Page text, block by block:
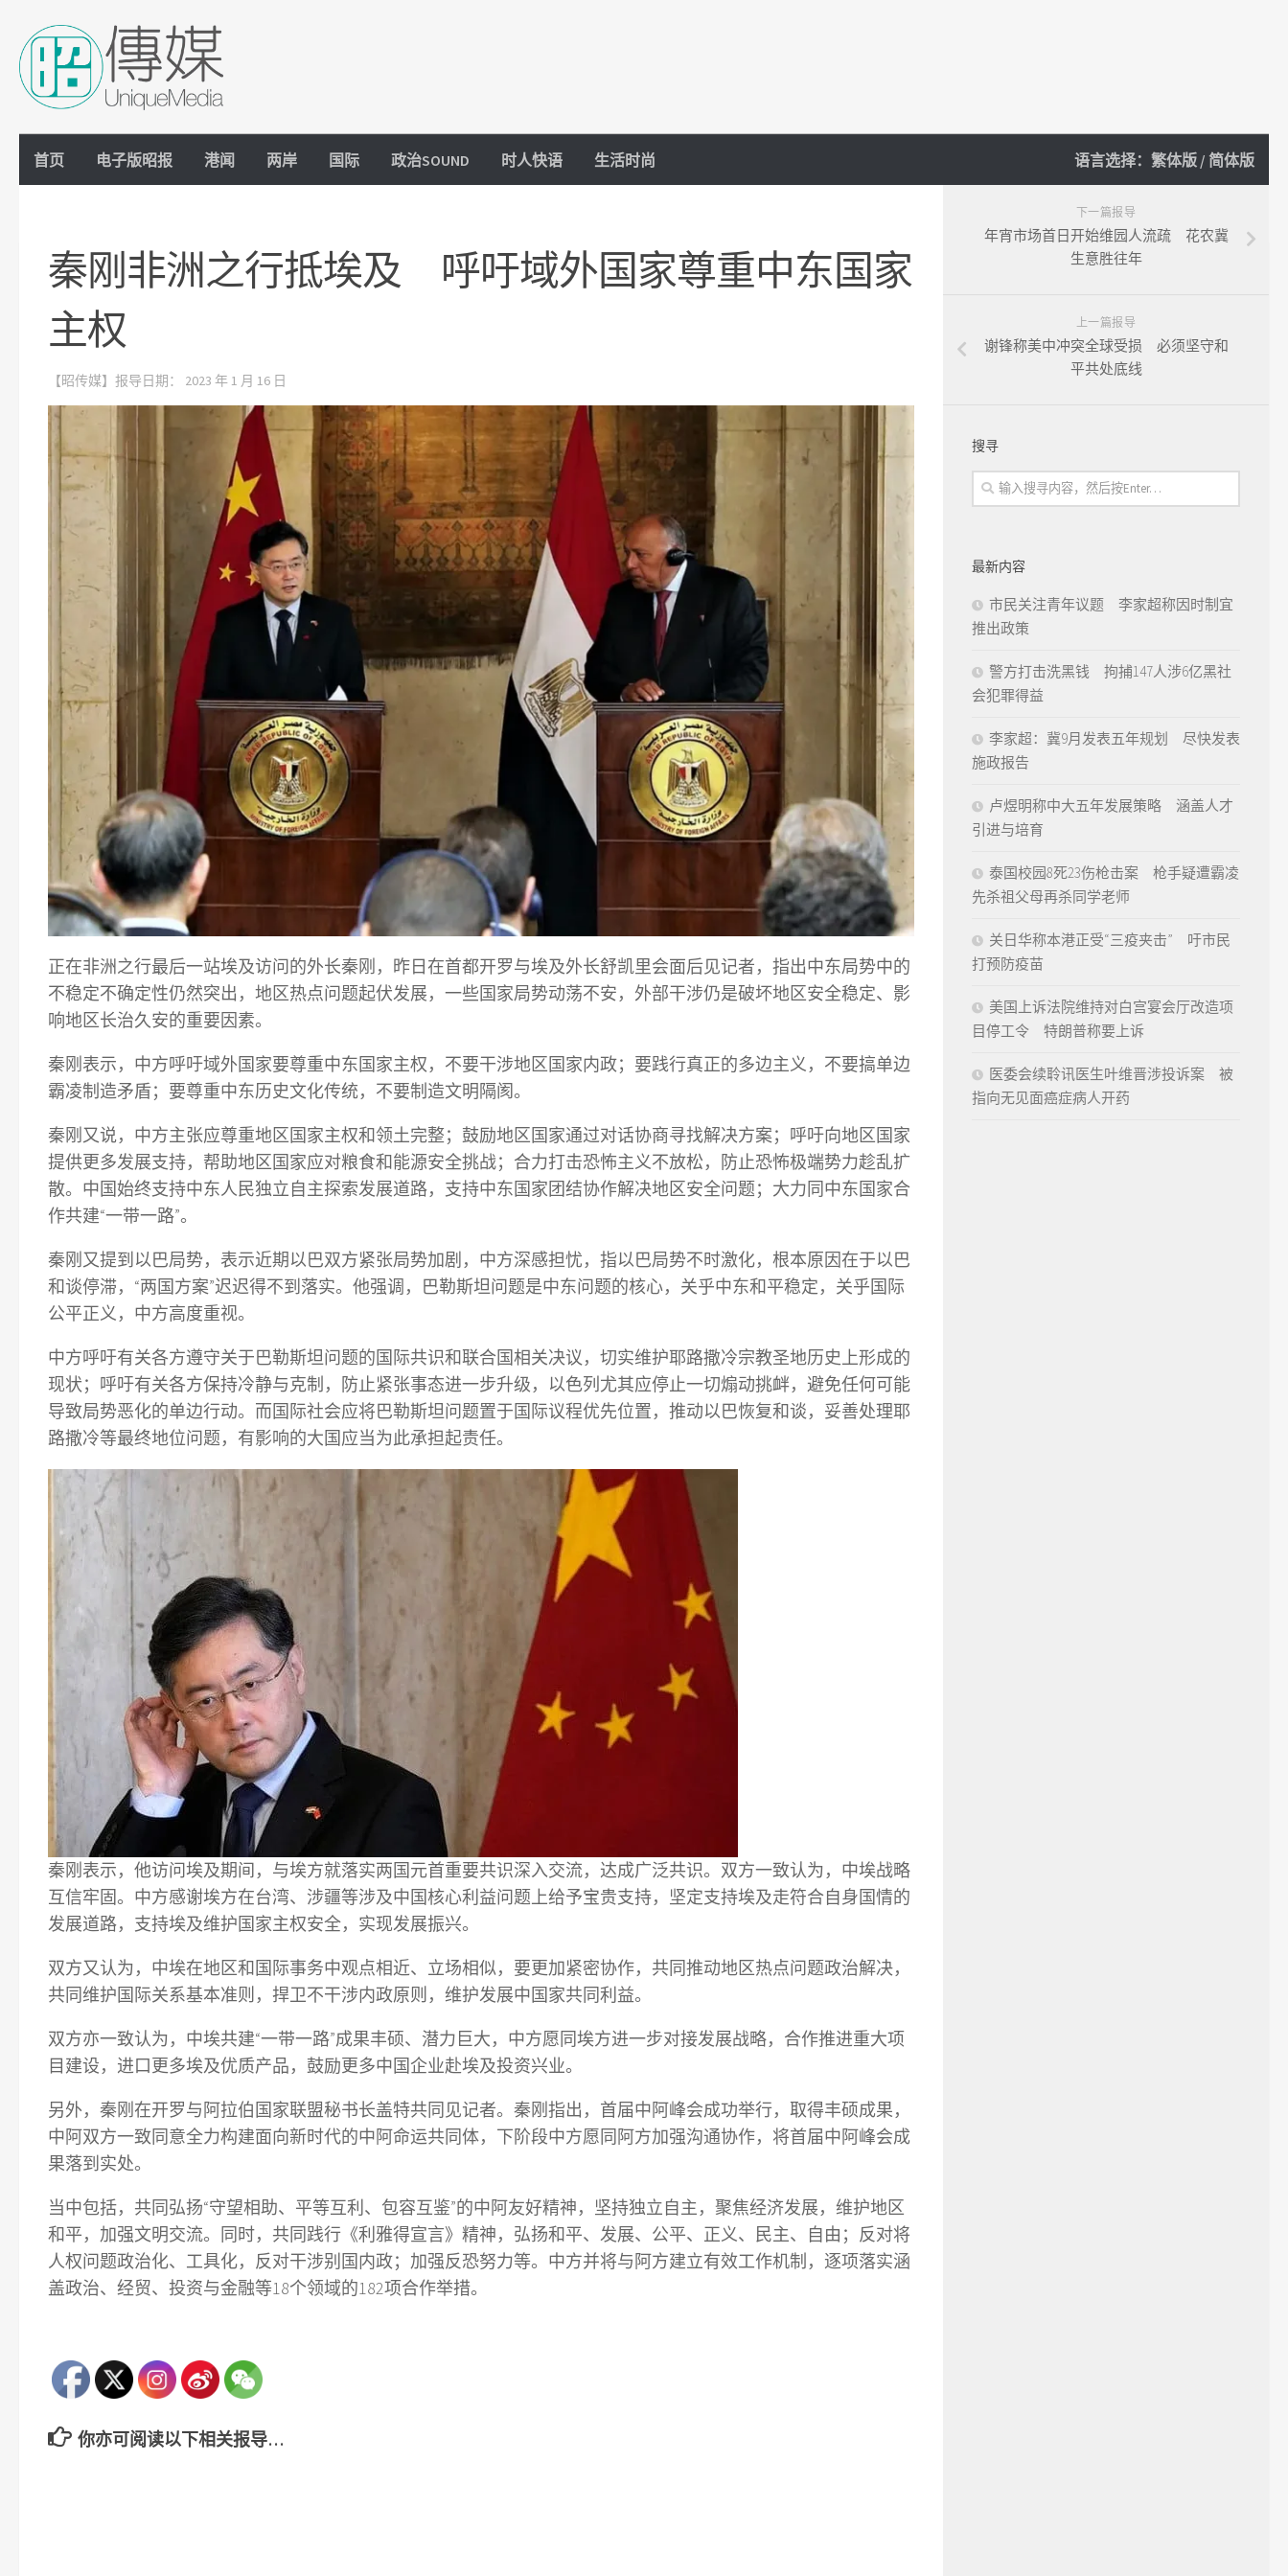
Skip to content
首页 电子版昭报 港闻 两岸 国际 政治SOUND 时人快语 生活时尚 语言选择： 繁体版 / 简体版
秦刚非洲之行抵埃及 呼吁域外国家尊重中东国家
主权
【昭传媒】报导日期： 2023 年 1 月 16 日
正在非洲之行最后一站埃及访问的外长秦刚，昨日在首都开罗与埃及外长舒凯里会面后见记者，指出中东局势中的
不稳定不确定性仍然突出，地区热点问题起伏发展，一些国家局势动荡不安，外部干涉仍是破坏地区安全稳定、影
响地区长治久安的重要因素。
秦刚表示，中方呼吁域外国家要尊重中东国家主权，不要干涉地区国家内政；要践行真正的多边主义，不要搞单边
霸凌制造矛盾；要尊重中东历史文化传统，不要制造文明隔阂。
秦刚又说，中方主张应尊重地区国家主权和领土完整；鼓励地区国家通过对话协商寻找解决方案；呼吁向地区国家
提供更多发展支持，帮助地区国家应对粮食和能源安全挑战；合力打击恐怖主义不放松，防止恐怖极端势力趁乱扩
散。中国始终支持中东人民独立自主探索发展道路，支持中东国家团结协作解决地区安全问题；大力同中东国家合
作共建“一带一路”。
秦刚又提到以巴局势，表示近期以巴双方紧张局势加剧，中方深感担忧，指以巴局势不时激化，根本原因在于以巴
和谈停滞，“两国方案”迟迟得不到落实。他强调，巴勒斯坦问题是中东问题的核心，关乎中东和平稳定，关乎国际
公平正义，中方高度重视。
中方呼吁有关各方遵守关于巴勒斯坦问题的国际共识和联合国相关决议，切实维护耶路撒冷宗教圣地历史上形成的
现状；呼吁有关各方保持冷静与克制，防止紧张事态进一步升级，以色列尤其应停止一切煽动挑衅，避免任何可能
导致局势恶化的单边行动。而国际社会应将巴勒斯坦问题置于国际议程优先位置，推动以巴恢复和谈，妥善处理耶
路撒冷等最终地位问题，有影响的大国应当为此承担起责任。
秦刚表示，他访问埃及期间，与埃方就落实两国元首重要共识深入交流，达成广泛共识。双方一致认为，中埃战略
互信牢固。中方感谢埃方在台湾、涉疆等涉及中国核心利益问题上给予宝贵支持，坚定支持埃及走符合自身国情的
发展道路，支持埃及维护国家主权安全，实现发展振兴。
双方又认为，中埃在地区和国际事务中观点相近、立场相似，要更加紧密协作，共同推动地区热点问题政治解决，
共同维护国际关系基本准则，捍卫不干涉内政原则，维护发展中国家共同利益。
双方亦一致认为，中埃共建“一带一路”成果丰硕、潜力巨大，中方愿同埃方进一步对接发展战略，合作推进重大项
目建设，进口更多埃及优质产品，鼓励更多中国企业赴埃及投资兴业。
另外，秦刚在开罗与阿拉伯国家联盟秘书长盖特共同见记者。秦刚指出，首届中阿峰会成功举行，取得丰硕成果，
中阿双方一致同意全力构建面向新时代的中阿命运共同体，下阶段中方愿同阿方加强沟通协作，将首届中阿峰会成
果落到实处。
当中包括，共同弘扬“守望相助、平等互利、包容互鉴”的中阿友好精神，坚持独立自主，聚焦经济发展，维护地区
和平，加强文明交流。同时，共同践行《利雅得宣言》精神，弘扬和平、发展、公平、正义、民主、自由；反对将
人权问题政治化、工具化，反对干涉别国内政；加强反恐努力等。中方并将与阿方建立有效工作机制，逐项落实涵
盖政治、经贸、投资与金融等18个领域的182项合作举措。
你亦可阅读以下相关报导…
下一篇报导
年宵市场首日开始维园人流疏 花农冀
生意胜往年
上一篇报导
谢锋称美中冲突全球受损 必须坚守和
平共处底线
搜寻
最新内容
市民关注青年议题 李家超称因时制宜
推出政策
警方打击洗黑钱 拘捕147人涉6亿黑社
会犯罪得益
李家超：冀9月发表五年规划 尽快发表
施政报告
卢煜明称中大五年发展策略 涵盖人才
引进与培育
泰国校园8死23伤枪击案 枪手疑遭霸凌
先杀祖父母再杀同学老师
关日华称本港正受“三疫夹击” 吁市民
打预防疫苗
美国上诉法院维持对白宫宴会厅改造项
目停工令 特朗普称要上诉
医委会续聆讯医生叶维晋涉投诉案 被
指向无见面癌症病人开药